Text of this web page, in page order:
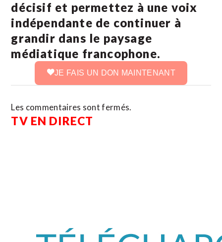
décisif et permettez à une voix
indépendante de continuer à
grandir dans le paysage
médiatique francophone.
JE FAIS UN DON MAINTENANT
Les commentaires sont fermés.
TV EN DIRECT